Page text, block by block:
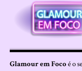
Glamour em Focoé o